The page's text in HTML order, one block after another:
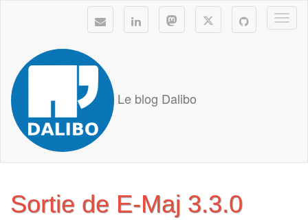
Le blog Dalibo
Sortie de E-Maj 3.3.0